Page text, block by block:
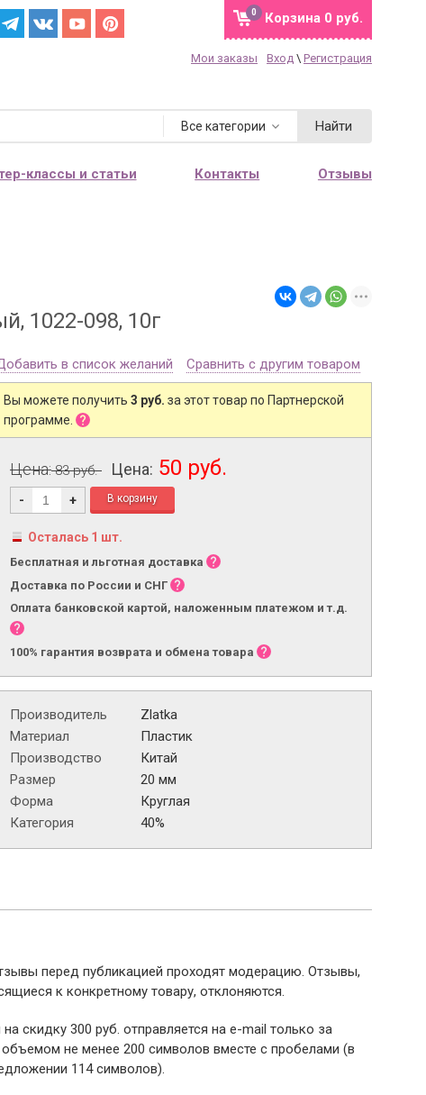
Корзина 0 руб.
0
Мои заказы Вход \ Регистрация
Все категории Найти
классы и статьи Контакты Отзывы
1022-098, 10г
в список желаний Сравнить с другим товаром
Вы можете получить 3 руб. за этот товар по Партнерской
программе.
Цена:83 руб. Цена: 50 руб.
- +
Осталась 1 шт.
Бесплатная и льготная доставка
Доставка по России и СНГ
Оплата банковской картой, наложенным платежом и т.д.
100% гарантия возврата и обмена товара
Производитель
Zlatka
Материал
Пластик
Производство
Китай
Размер
20 мм
Форма
Круглая
Категория
40%
перед публикацией проходят модерацию. Отзывы,
к конкретному товару, отклоняются.
на скидку 300 руб. отправляется на e-mail только за
не менее 200 символов вместе с пробелами (в
114 символов).